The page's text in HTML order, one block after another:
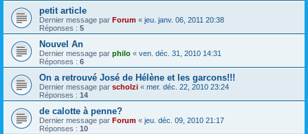
petit article
Dernier message par Forum « jeu. janv. 06, 2011 20:38
Réponses : 5
Nouvel An
Dernier message par philo « ven. déc. 31, 2010 14:31
Réponses : 6
On a retrouvé José de Hélène et les garcons!!!
Dernier message par scholzi « mer. déc. 22, 2010 23:24
Réponses : 14
de calotte à penne?
Dernier message par Forum « jeu. déc. 09, 2010 21:17
Réponses : 10